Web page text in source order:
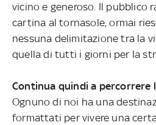
vicino e generoso. Il pubblico
cartina al tornasole, ormai
nessuna delimitazione tra la
quella di tutti i giorni per la
Continua quindi a percorrere
Ognuno di noi ha una
formattati per vivere una